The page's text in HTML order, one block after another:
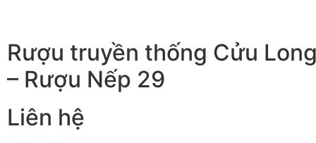
Rượu truyền thống Cửu
– Rượu Nếp 29
Liên hệ